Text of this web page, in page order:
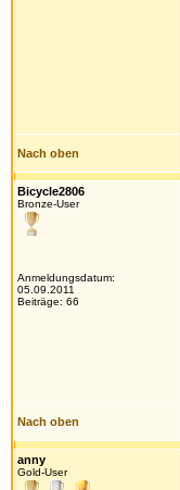
Nach oben
Bicycle2806
Bronze-User
Anmeldungsdatum:
05.09.2011
Beiträge: 66
Nach oben
anny
Gold-User